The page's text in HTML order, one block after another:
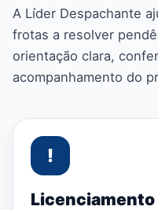
A Líder Despachante
frotas a resolver
orientação clara,
acompanhamento do
!
Licenciamento